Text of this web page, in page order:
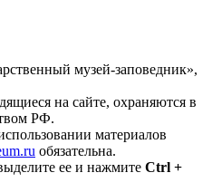
музей-заповедник»,
на сайте, охраняются в
РФ.
материалов
обязательна.
ее и нажмите Ctrl +